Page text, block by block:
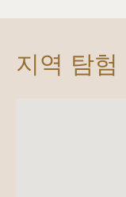
지역 탐험